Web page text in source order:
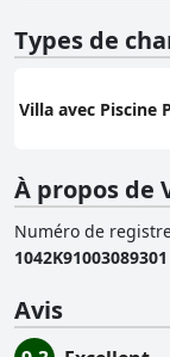
Types de
Villa avec Piscine
À propos de
Numéro de
1042Κ91003089301
Avis